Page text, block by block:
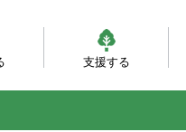
支援する